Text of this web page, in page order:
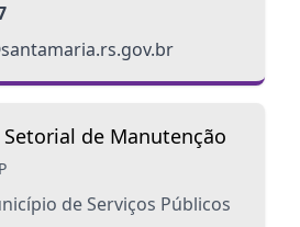
de Manutenção
de Serviços Públicos